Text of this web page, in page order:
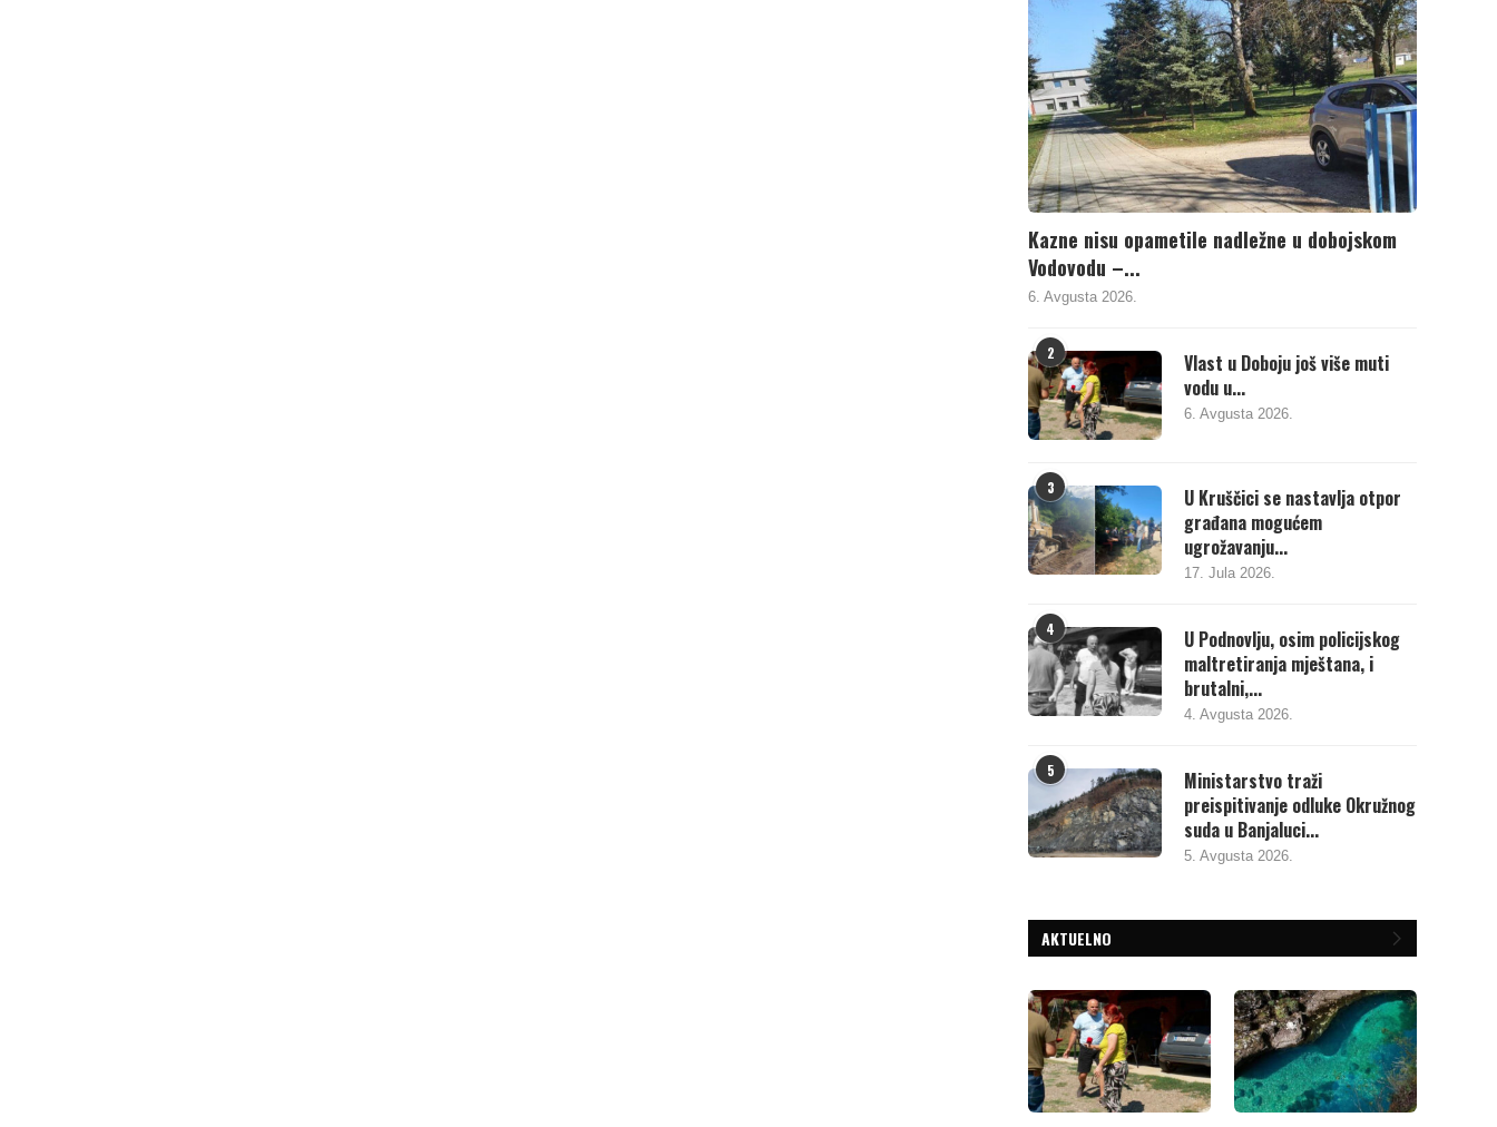
Kazne nisu opametile nadležne u dobojskom
Vodovodu –...
6. Avgusta 2026.
2
Vlast u Doboju još više muti
vodu u...
6. Avgusta 2026.
3
U Kruščici se nastavlja otpor
građana mogućem
ugrožavanju...
17. Jula 2026.
4
U Podnovlju, osim policijskog
maltretiranja mještana, i
brutalni,...
4. Avgusta 2026.
5
Ministarstvo traži
preispitivanje odluke Okružnog
suda u Banjaluci...
5. Avgusta 2026.
AKTUELNO